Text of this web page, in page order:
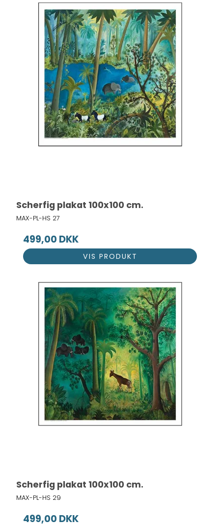
Scherfig plakat 100x100 cm.
MAX-PL-HS 27
499,00 DKK
VIS PRODUKT
Scherfig plakat 100x100 cm.
MAX-PL-HS 29
499,00 DKK